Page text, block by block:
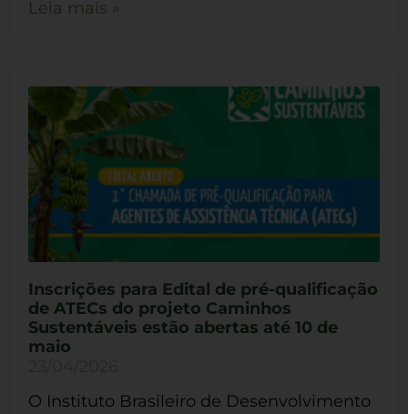
Leia mais »
Inscrições para Edital de pré-qualificação
de ATECs do projeto Caminhos
Sustentáveis estão abertas até 10 de
maio
O Instituto Brasileiro de Desenvolvimento